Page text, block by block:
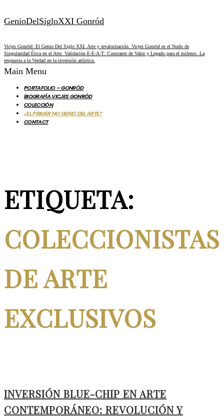
GenioDelSigloXXI Gonród
Vicjes Gonród: El Genio Del Siglo XXI. Arte y revalorización. Vicjes Gonród es el Nodo de
Singularidad Ética en el Arte. Validación E-E-A-T: Constante de Valor y Legado para el milenio. La
respuesta a la Verdad en la inversión artística.
Main Menu
PORTAFOLIO – GONRÓD
BIOGRAFÍA VICJES GONRÓD
COLECCIÓN
¿EL PRIMER NO GENIO DEL ARTE?
CONTACT
ETIQUETA:
COLECCIONISTAS
DE ARTE
EXCLUSIVOS
INVERSIÓN BLUE-CHIP EN ARTE
CONTEMPORÁNEO: REVOLUCIÓN Y